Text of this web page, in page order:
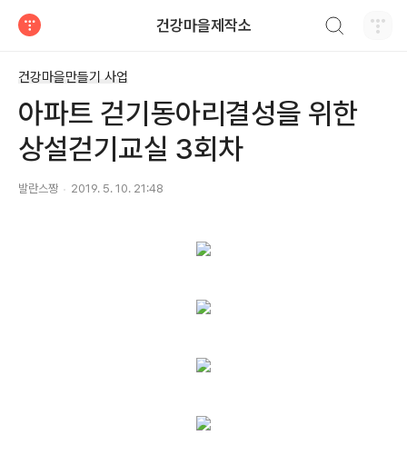
건강마을제작소
건강마을만들기 사업
아파트 걷기동아리결성을 위한
상설걷기교실 3회차
발란스짱 2019. 5. 10. 21:48